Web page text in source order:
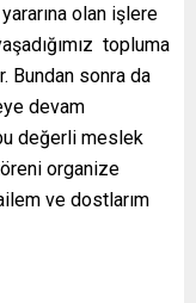
olan işlere
topluma
Bundan sonra da
devam
değerli meslek
organize
ve dostlarım